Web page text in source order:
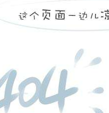
高压
配电
组成